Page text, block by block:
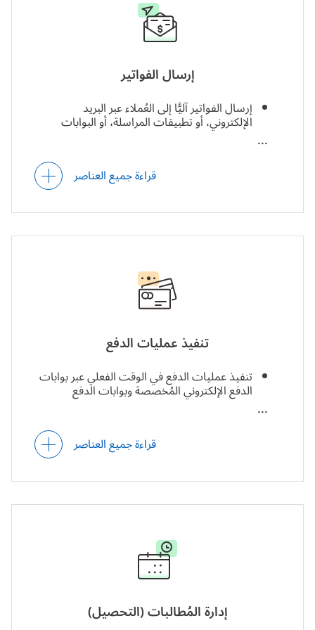
فواتير متعددة اللغات.
وإرشادات الفوترة.
مُشغلات مُحددة سابقًا (الحساب غير الصحيح،
توقيع الفواتير إلكترونيًا.
دعم عمليات سير العمل للموافقة على الفواتير من
إرسال الفواتير
إرسال الفواتير آليًّا إلى العُملاء عبر البريد
الإلكتروني، أو تطبيقات المراسلة، أو البوابات
الإلكترونية المُدمجة للعُملاء.
(أسبوعيًا وشهريًا وسنويًا).
إصدار الفواتير مسبقًا وعند التسليم.
تتبع الفواتير المُرسلة وحالات تسليمها.
قراءة جميع العناصر
تنفيذ عمليات الدفع
تنفيذ عمليات الدفع في الوقت الفعلي عبر بوابات
الدفع الإلكتروني المُخصصة وبوابات الدفع
دعم طرق متعددة للدفع، بما في ذلك التحويلات
البنكية، والتحويلات المصرفية الإلكترونية، ونظام
المدفوعات الخليجي «آفاق»، ومنصة «بنى» (نظام
الدفع العربي الإقليمي)، والدفع ببطاقات الائتمان،
والدفع بالشيكات.
الدفع بعملات متعددة.
الطبية).
قراءة جميع العناصر
إدارة المُطالبات (التحصيل)